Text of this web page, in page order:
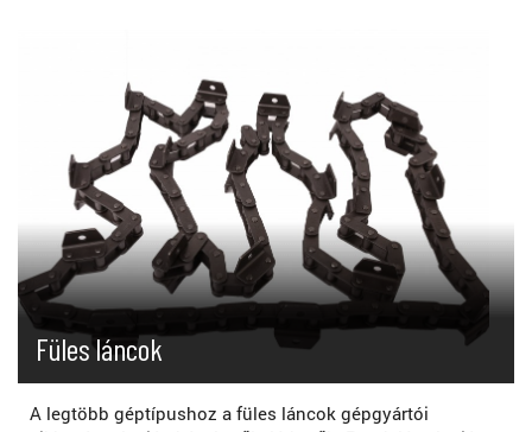
Füles láncok
A legtöbb géptípushoz a füles láncok gépgyártói